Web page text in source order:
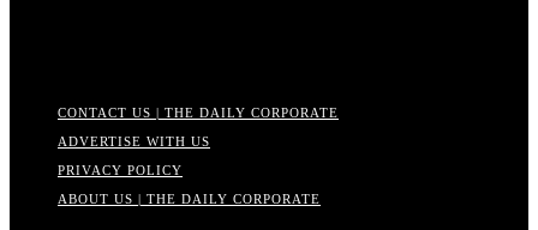
CONTACT US | THE DAILY CORPORATE
ADVERTISE WITH US
PRIVACY POLICY
ABOUT US | THE DAILY CORPORATE